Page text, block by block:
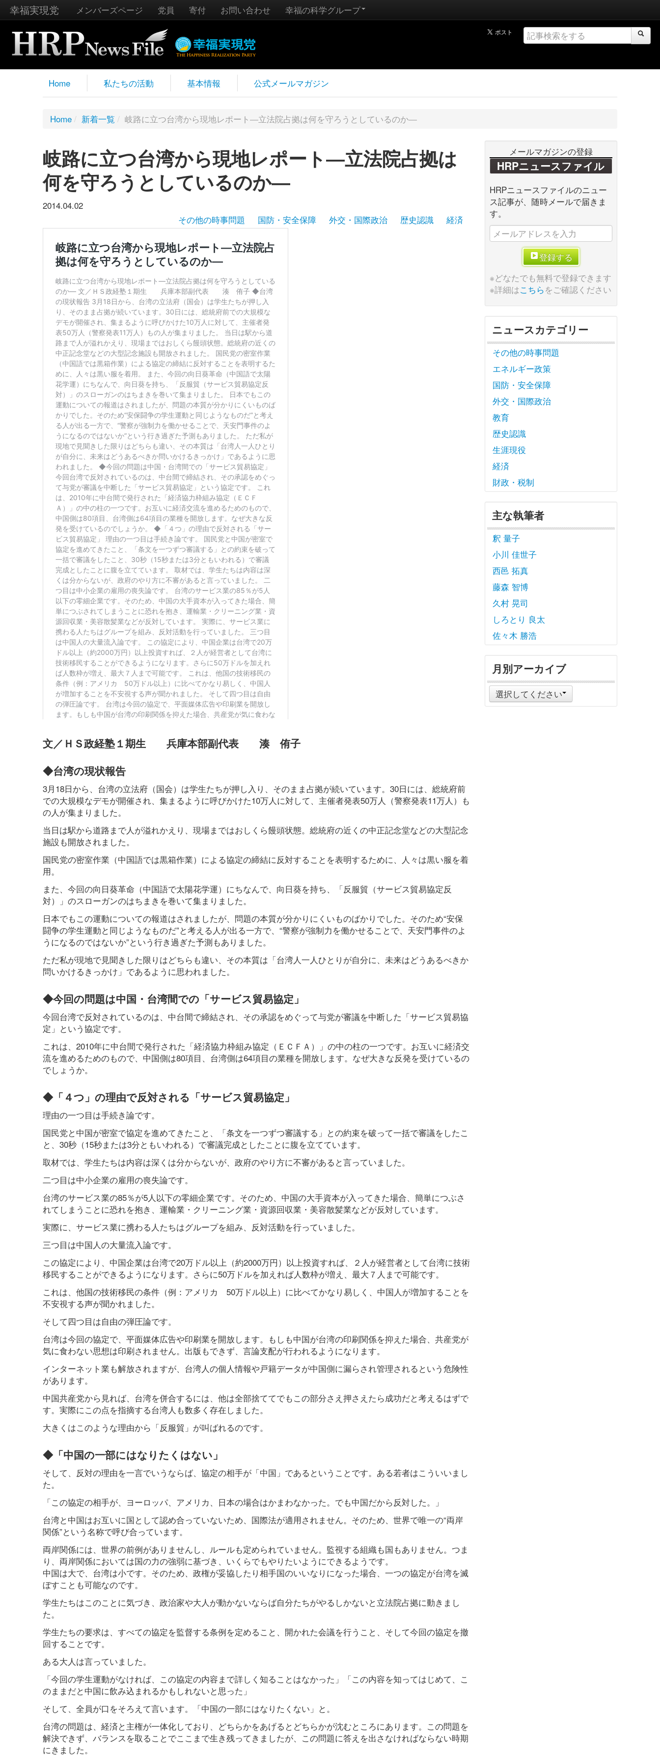
幸福実現党 メンバーズページ 党員 寄付 お問い合わせ 幸福の科学グループ
Home 私たちの活動 基本情報 公式メールマガジン
Home / 新着一覧 / 岐路に立つ台湾から現地レポート―立法院占拠は何を守ろうとしているのか―
岐路に立つ台湾から現地レポート―立法院占拠は
何を守ろうとしているのか―
2014.04.02
その他の時事問題
国防・安全保障 外交・国際政治 歴史認識 経済
文／ＨＳ政経塾１期生 兵庫本部副代表 湊 侑子
◆台湾の現状報告
3月18日から、台湾の立法府（国会）は学生たちが押し入り、そのまま占拠が続いています。30日には、総統府前
での大規模なデモが開催され、集まるように呼びかけた10万人に対して、主催者発表50万人（警察発表11万人）も
の人が集まりました。
当日は駅から道路まで人が溢れかえり、現場まではおしくら饅頭状態。総統府の近くの中正記念堂などの大型記念
施設も開放されました。
国民党の密室作業（中国語では黒箱作業）による協定の締結に反対することを表明するために、人々は黒い服を着
用。
また、今回の向日葵革命（中国語で太陽花学運）にちなんで、向日葵を持ち、「反服貿（サービス貿易協定反
対）」のスローガンのはちまきを巻いて集まりました。
日本でもこの運動についての報道はされましたが、問題の本質が分かりにくいものばかりでした。そのため“安保
闘争の学生運動と同じようなものだ”と考える人が出る一方で、“警察が強制力を働かせることで、天安門事件のよ
うになるのではないか”という行き過ぎた予測もありました。
ただ私が現地で見聞きした限りはどちらも違い、その本質は「台湾人一人ひとりが自分に、未来はどうあるべきか
問いかけるきっかけ」であるように思われました。
◆今回の問題は中国・台湾間での「サービス貿易協定」
今回台湾で反対されているのは、中台間で締結され、その承認をめぐって与党が審議を中断した「サービス貿易協
定」という協定です。
これは、2010年に中台間で発行された「経済協力枠組み協定（ＥＣＦＡ）」の中の柱の一つです。お互いに経済交
流を進めるためのもので、中国側は80項目、台湾側は64項目の業種を開放します。なぜ大きな反発を受けているの
でしょうか。
◆「４つ」の理由で反対される「サービス貿易協定」
理由の一つ目は手続き論です。
国民党と中国が密室で協定を進めてきたこと、「条文を一つずつ審議する」との約束を破って一括で審議をしたこ
と、30秒（15秒または3分ともいわれる）で審議完成としたことに腹を立てています。
取材では、学生たちは内容は深くは分からないが、政府のやり方に不審があると言っていました。
二つ目は中小企業の雇用の喪失論です。
台湾のサービス業の85％が5人以下の零細企業です。そのため、中国の大手資本が入ってきた場合、簡単につぶさ
れてしまうことに恐れを抱き、運輸業・クリーニング業・資源回収業・美容散髪業などが反対しています。
実際に、サービス業に携わる人たちはグループを組み、反対活動を行っていました。
三つ目は中国人の大量流入論です。
この協定により、中国企業は台湾で20万ドル以上（約2000万円）以上投資すれば、２人が経営者として台湾に技術
移民することができるようになります。さらに50万ドルを加えれば人数枠が増え、最大７人まで可能です。
これは、他国の技術移民の条件（例：アメリカ 50万ドル以上）に比べてかなり易しく、中国人が増加することを
不安視する声が聞かれました。
そして四つ目は自由の弾圧論です。
台湾は今回の協定で、平面媒体広告や印刷業を開放します。もしも中国が台湾の印刷関係を抑えた場合、共産党が
気に食わない思想は印刷されません。出版もできず、言論支配が行われるようになります。
インターネット業も解放されますが、台湾人の個人情報や戸籍データが中国側に漏らされ管理されるという危険性
があります。
中国共産党から見れば、台湾を併合するには、他は全部捨ててでもこの部分さえ押さえたら成功だと考えるはずで
す。実際にこの点を指摘する台湾人も数多く存在しました。
大きくはこのような理由から「反服貿」が叫ばれるのです。
◆「中国の一部にはなりたくはない」
そして、反対の理由を一言でいうならば、協定の相手が「中国」であるということです。ある若者はこういいまし
た。
「この協定の相手が、ヨーロッパ、アメリカ、日本の場合はかまわなかった。でも中国だから反対した。」
台湾と中国はお互いに国として認め合っていないため、国際法が適用されません。そのため、世界で唯一の“両岸
関係”という名称で呼び合っています。
両岸関係には、世界の前例がありませんし、ルールも定められていません。監視する組織も国もありません。つま
り、両岸関係においては国の力の強弱に基づき、いくらでもやりたいようにできるようです。
中国は大で、台湾は小です。そのため、政権が妥協したり相手国のいいなりになった場合、一つの協定が台湾を滅
ぼすことも可能なのです。
学生たちはこのことに気づき、政治家や大人が動かないならば自分たちがやるしかないと立法院占拠に動きまし
た。
学生たちの要求は、すべての協定を監督する条例を定めること、開かれた会議を行うこと、そして今回の協定を撤
回することです。
ある大人は言っていました。
「今回の学生運動がなければ、この協定の内容まで詳しく知ることはなかった」「この内容を知ってはじめて、こ
のままだと中国に飲み込まれるかもしれないと思った」
そして、全員が口をそろえて言います。「中国の一部にはなりたくない」と。
台湾の問題は、経済と主権が一体化しており、どちらかをあげるとどちらかが沈むところにあります。この問題を
解決できず、バランスを取ることでここまで生き残ってきましたが、この問題に答えを出さなければならない時期
にきました。
メールマガジンの登録
HRPニュースファイル
HRPニュースファイルのニュー
ス記事が、随時メールで届きま
す。
登録する
※どなたでも無料で登録できます
※詳細はこちらをご確認ください
ニュースカテゴリー
その他の時事問題
エネルギー政策
国防・安全保障
外交・国際政治
教育
歴史認識
生涯現役
経済
財政・税制
主な執筆者
釈 量子
小川 佳世子
西邑 拓真
藤森 智博
久村 晃司
しろとり 良太
佐々木 勝浩
月別アーカイブ
選択してください